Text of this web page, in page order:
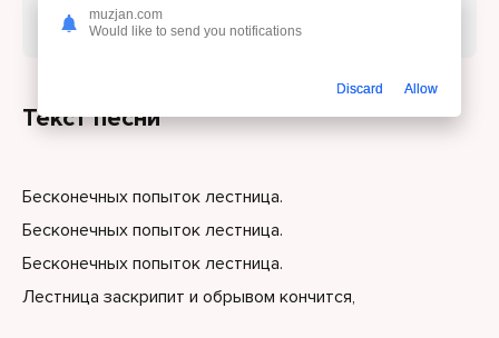
онлайн бесплатно.
Текст песни
Бесконечных попыток лестница.
Бесконечных попыток лестница.
Бесконечных попыток лестница.
Лестница заскрипит и обрывом кончится,
muzjan.com
Would like to send you notifications
Discard Allow